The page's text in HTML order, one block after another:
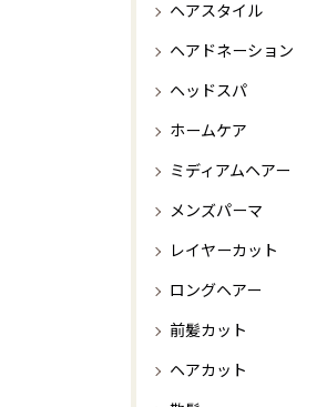
ヘアスタイル
ヘアドネーション
ヘッドスパ
ホームケア
ミディアムヘアー
メンズパーマ
レイヤーカット
ロングヘアー
前髪カット
ヘアカット